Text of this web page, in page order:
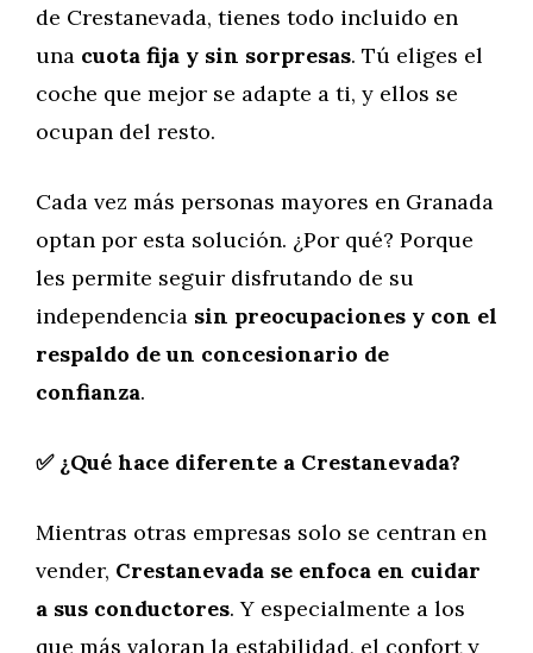
de Crestanevada, tienes todo incluido en
una cuota fija y sin sorpresas. Tú eliges el
coche que mejor se adapte a ti, y ellos se
ocupan del resto.
Cada vez más personas mayores en Granada
optan por esta solución. ¿Por qué? Porque
les permite seguir disfrutando de su
independencia sin preocupaciones y con el
respaldo de un concesionario de
confianza.
✅ ¿Qué hace diferente a Crestanevada?
Mientras otras empresas solo se centran en
vender, Crestanevada se enfoca en cuidar
a sus conductores. Y especialmente a los
que más valoran la estabilidad, el confort y